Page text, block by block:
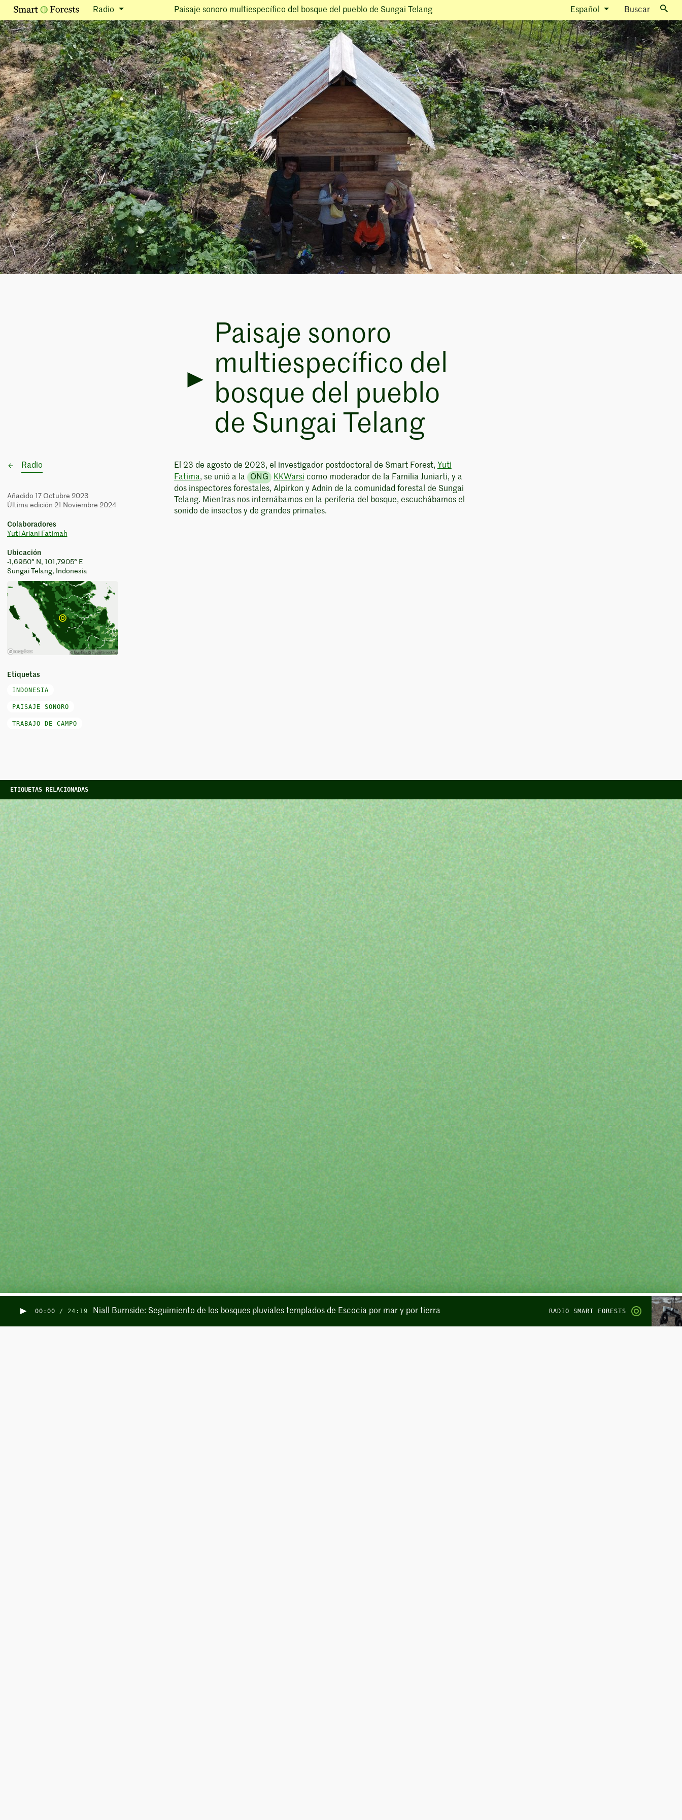
Radio Paisaje sonoro multiespecífico del bosque del pueblo de Sungai Telang Español Buscar
Paisaje sonoro
multiespecífico del
bosque del pueblo
de Sungai Telang
Radio
Añadido 17 Octubre 2023
Última edición 21 Noviembre 2024
Colaboradores
Yuti Ariani Fatimah
Ubicación
-1,6950° N, 101,7905° E
Sungai Telang, Indonesia
Etiquetas
INDONESIA
PAISAJE SONORO
TRABAJO DE CAMPO
El 23 de agosto de 2023, el investigador postdoctoral de Smart Forest, Yuti
Fatima, se unió a la ONG KKWarsi como moderador de la Familia Juniarti, y a
dos inspectores forestales, Alpirkon y Adnin de la comunidad forestal de Sungai
Telang. Mientras nos internábamos en la periferia del bosque, escuchábamos el
sonido de insectos y de grandes primates.
ETIQUETAS RELACIONADAS
00:00 / 24:19 Niall Burnside: Seguimiento de los bosques pluviales templados de Escocia por mar y por tierra RADIO SMART FORESTS